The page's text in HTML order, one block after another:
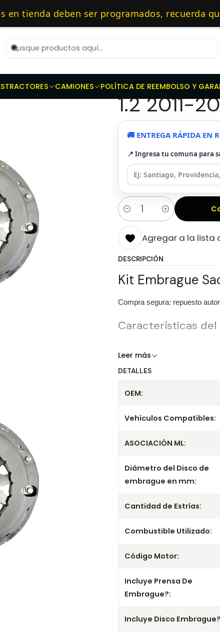
ser programados, recuerda que
TRACTORES CAMIONES POLÍTICA DE REEMBOLSO Y
10 AM de Lunes a Viernes y entregaremos al transporte en un
Repuestos de transmisión Kit de Embragues Kit
en embragues — 🔧 Repuestos
Kit
1.2 2011-
🚚 ENTREGA RÁPIDA EN
📍 Ingresa tu comuna para
Cantidad
Agregar a la lista
DESCRIPCIÓN
Kit Embrague
Compra segura: repuesto
Características
Marca
OEM
Información técnica
Producto
Información de
Entrega el mismo día en
Incluye
- Prensa
- Rodamiento / Collarín
Aplicación por años
2011 2012 2013 2014 2015
Leer más
DETALLES
OEM:
Vehículos Compatibles:
ASOCIACIÓN ML:
Diámetro del Disco de
embrague en mm:
Cantidad de Estrías:
Combustible Utilizado:
Código Motor:
Incluye Prensa De
Embrague?:
Incluye Disco